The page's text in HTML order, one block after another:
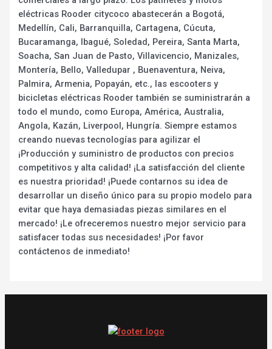
eléctricas Rooder citycoco abastecerán a Bogotá,
Medellín, Cali, Barranquilla, Cartagena, Cúcuta,
Bucaramanga, Ibagué, Soledad, Pereira, Santa Marta,
Soacha, San Juan de Pasto, Villavicencio, Manizales,
Montería, Bello, Valledupar , Buenaventura, Neiva,
Palmira, Armenia, Popayán, etc., las escooters y
bicicletas eléctricas Rooder también se suministrarán a
todo el mundo, como Europa, América, Australia,
Angola, Kazán, Liverpool, Hungría. Siempre estamos
creando nuevas tecnologías para agilizar el
¡Producción y suministro de productos con precios
competitivos y alta calidad! ¡La satisfacción del cliente
es nuestra prioridad! ¡Puede contarnos su idea de
desarrollar un diseño único para su propio modelo para
evitar que haya demasiadas piezas similares en el
mercado! ¡Le ofreceremos nuestro mejor servicio para
satisfacer todas sus necesidades! ¡Por favor
contáctenos de inmediato!